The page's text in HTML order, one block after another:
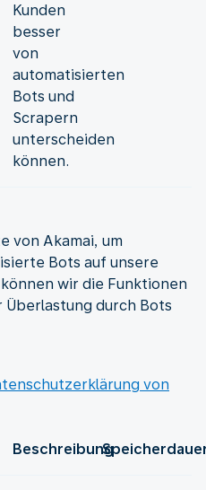
Kunden
besser
von
automatisierten
Bots und
Scrapern
unterscheiden
können.
von Akamai, um
Bots auf unsere
wir die Funktionen
durch Bots
von
Beschreibung